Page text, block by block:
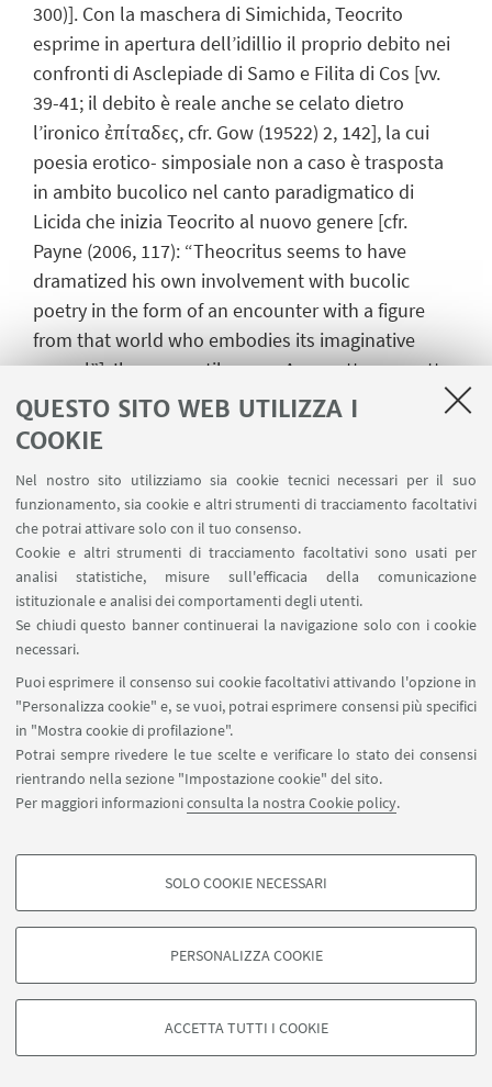
QUESTO SITO WEB UTILIZZA I
COOKIE
Nel nostro sito utilizziamo sia cookie tecnici necessari per il suo
funzionamento, sia cookie e altri strumenti di tracciamento facoltativi
che potrai attivare solo con il tuo consenso.
Cookie e altri strumenti di tracciamento facoltativi sono usati per
analisi statistiche, misure sull'efficacia della comunicazione
istituzionale e analisi dei comportamenti degli utenti.
Se chiudi questo banner continuerai la navigazione solo con i cookie
necessari.
Puoi esprimere il consenso sui cookie facoltativi attivando l'opzione in
"Personalizza cookie" e, se vuoi, potrai esprimere consensi più specifici
in "Mostra cookie di profilazione".
Potrai sempre rivedere le tue scelte e verificare lo stato dei consensi
rientrando nella sezione "Impostazione cookie" del sito.
Per maggiori informazioniconsulta la nostra Cookie policy.
COOKIE DI PROFILAZIONE - FACOLTATIVI
degli utenti, creare profili in base al loro comportamento sul sito, per analisi
di marketing.
Google/Youtube Video
SOLO COOKIE NECESSARI
PERSONALIZZA COOKIE
ACCETTA TUTTI I COOKIE
300)]. Con la maschera di Simichida, Teocrito
esprime in apertura dell’idillio il proprio debito nei
confronti di Asclepiade di Samo e Filita di Cos [vv.
39-41; il debito è reale anche se celato dietro
l’ironico ἐπίταδες, cfr. Gow (19522) 2, 142], la cui
poesia erotico- simposiale non a caso è trasposta
in ambito bucolico nel canto paradigmatico di
Licida che inizia Teocrito al nuovo genere [cfr.
Payne (2006, 117): “Theocritus seems to have
dramatized his own involvement with bucolic
poetry in the form of an encounter with a figure
from that world who embodies its imaginative
appeal”]. Il propemptikon per Ageanatte, soggetto
all’inconsueta condizione di liberare Licida da
Afrodite, ha l’evidente funzione di annunciare
sereno mondo bucolico di Comata, favorito dalla
Musa che lo salva dal crudele padrone grazie al
dolce miele. L’immagine che chiude il canto di
Licida annuncia l’idillio bucolico nella poesia: se
Comata fosse ancora vivo, Licida pascolerebbe per
lui le capre sui monti, ascoltando la voce del poeta
dolcezza. Al canto di Licida, Simichida- Teocrito,
che da Licida ha ricevuto il bastone che lo investe
della qualifica di poeta nel segno della alatheia di
Zeus, risponde con un canto nuovo che ne
ripercorre le tracce. Dopo la prima sezione dedicata
Licida, annuncia il proprio addio alla poesia erotica,
di Filino, ad abbandonare la lotta con gli avversari
d’amore, per darsi all’hasuchia, al riposo, sotto la
protezione della vecchia che con il suo sputo
difenderà il poeta dai mali (122-126).
Dopo lo scambio poetico con Licida, Simichida-